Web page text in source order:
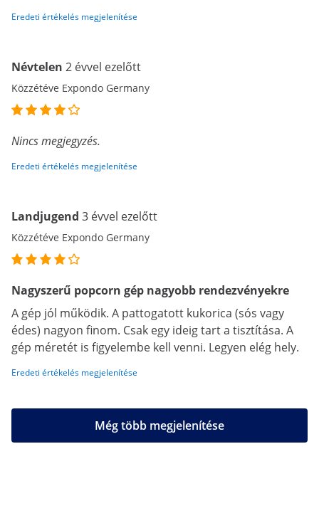
Eredeti értékelés megjelenítése
Névtelen 2 évvel ezelőtt
Közzétéve Expondo Germany
Nincs megjegyzés.
Eredeti értékelés megjelenítése
Landjugend 3 évvel ezelőtt
Közzétéve Expondo Germany
Nagyszerű popcorn gép nagyobb rendezvényekre
A gép jól működik. A pattogatott kukorica (sós vagy
édes) nagyon finom. Csak egy ideig tart a tisztítása. A
gép méretét is figyelembe kell venni. Legyen elég hely.
Eredeti értékelés megjelenítése
Még több megjelenítése